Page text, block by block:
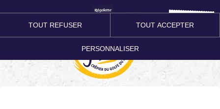
Le Klub
TOUT REFUSER TOUT ACCEPTER
PERSONNALISER